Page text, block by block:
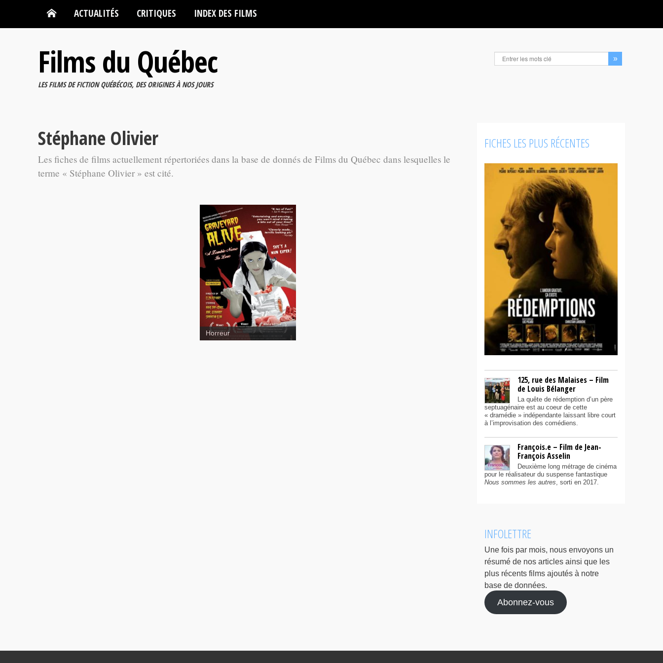
ACTUALITÉS CRITIQUES INDEX DES FILMS
Films du Québec
LES FILMS DE FICTION QUÉBÉCOIS, DES ORIGINES À NOS JOURS
Stéphane Olivier
Les fiches de films actuellement répertoriées dans la base de donnés de Films du Québec dans lesquelles le
terme « Stéphane Olivier » est cité.
Graveyard Alive
Horreur
FICHES LES PLUS RÉCENTES
125, rue des Malaises – Film
de Louis Bélanger
La quête de rédemption d’un père
septuagénaire est au coeur de cette
« dramédie » indépendante laissant libre court
à l’improvisation des comédiens.
François.e – Film de Jean-
François Asselin
Deuxième long métrage de cinéma
pour le réalisateur du suspense fantastique
Nous sommes les autres, sorti en 2017.
INFOLETTRE
Une fois par mois, nous envoyons un
résumé de nos articles ainsi que les
plus récents films ajoutés à notre
base de données.
Abonnez-vous